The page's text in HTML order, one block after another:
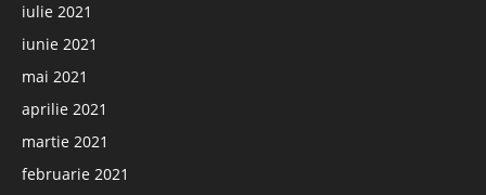
iulie 2021
iunie 2021
mai 2021
aprilie 2021
martie 2021
februarie 2021